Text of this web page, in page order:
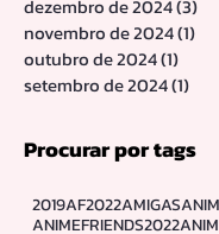
janeiro de 2025(2) 2 posts
dezembro de 2024(3)
novembro de 2024(1)
outubro de 2024
(1) 1 post
Procurar por tags